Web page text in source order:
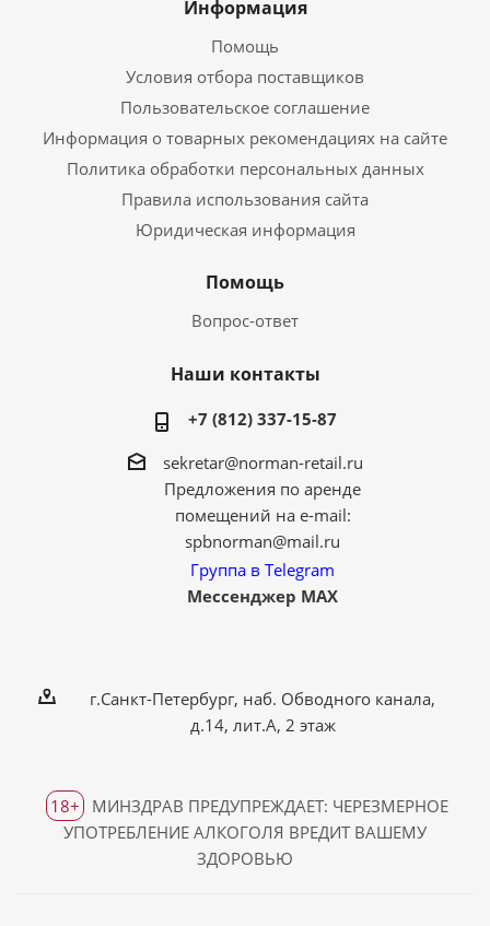
Информация
Помощь
Условия отбора поставщиков
Пользовательское соглашение
Информация о товарных рекомендациях на сайте
Политика обработки персональных данных
Правила использования сайта
Юридическая информация
Помощь
Вопрос-ответ
Наши контакты
+7 (812) 337-15-87
sekretar@norman-retail.ru
Предложения по аренде
помещений на e-mail:
spbnorman@mail.ru
Группа в Telegram
Мессенджер MAX
г.Санкт-Петербург, наб. Обводного канала,
д.14, лит.А, 2 этаж
18+
МИНЗДРАВ ПРЕДУПРЕЖДАЕТ: ЧЕРЕЗМЕРНОЕ
УПОТРЕБЛЕНИЕ АЛКОГОЛЯ ВРЕДИТ ВАШЕМУ
ЗДОРОВЬЮ